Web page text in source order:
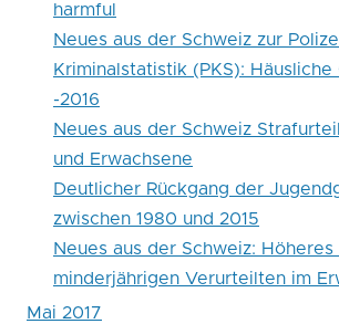
harmful
Neues aus der Schweiz zur
Kriminalstatistik (PKS):
-2016
Neues aus der Schweiz
und Erwachsene
Deutlicher Rückgang der
zwischen 1980 und 2015
Neues aus der Schweiz:
minderjährigen Verurteilten im
Mai 2017